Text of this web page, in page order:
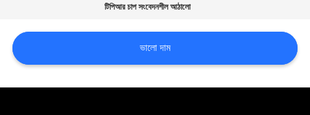
মামলা
টিপিআর চাপ সংবেদনশীল আঠালো
ভালো দাম